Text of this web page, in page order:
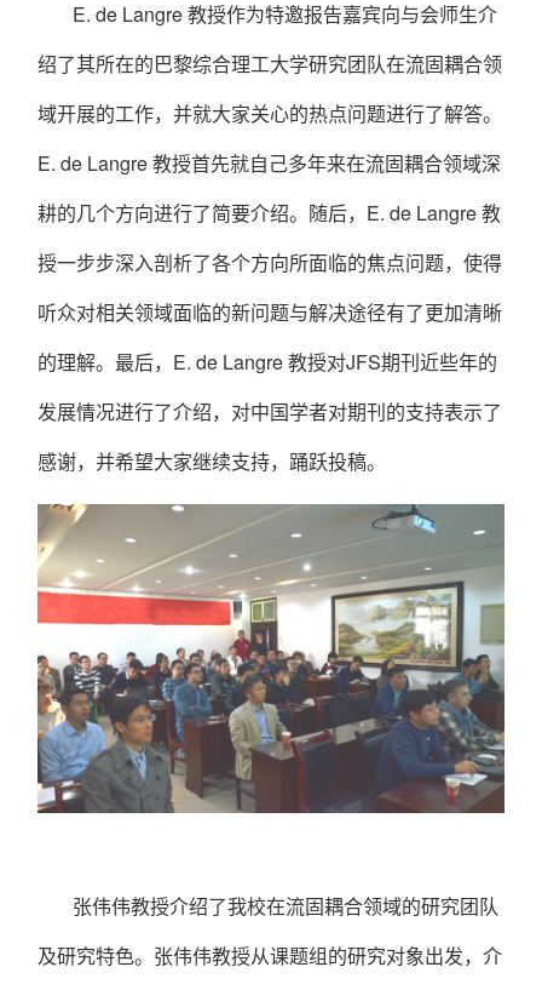
E. de Langre教授作为特邀报告嘉宾向与会师生介
绍了其所在的巴黎综合理工大学研究团队在流固耦合领
域开展的工作，并就大家关心的热点问题进行了解答。
E. de Langre教授首先就自己多年来在流固耦合领域深
耕的几个方向进行了简要介绍。随后， E. de Langre教
授一步步深入剖析了各个方向所面临的焦点问题，使得
听众对相关领域面临的新问题与解决途径有了更加清晰
的理解。最后， E. de Langre教授对JFS期刊近些年的
发展情况进行了介绍，对中国学者对期刊的支持表示了
感谢，并希望大家继续支持，踊跃投稿。
张伟伟教授介绍了我校在流固耦合领域的研究团队
及研究特色。张伟伟教授从课题组的研究对象出发，介